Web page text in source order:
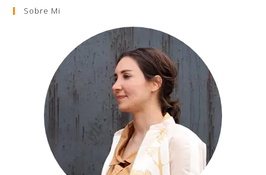
Sobre Mi